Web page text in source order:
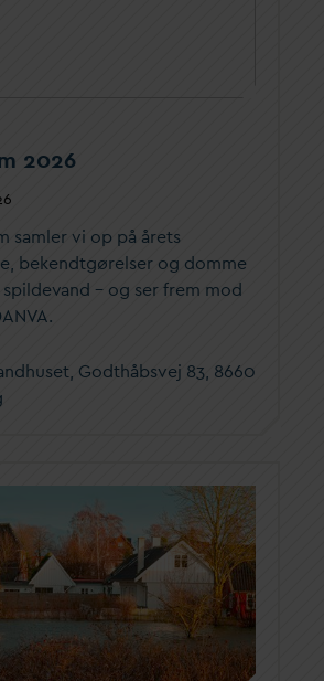
2026
samler vi op på årets
bekendtgørelser og domme
vand – og ser frem mod
ANVA.
Godthåbsvej 83, 8660